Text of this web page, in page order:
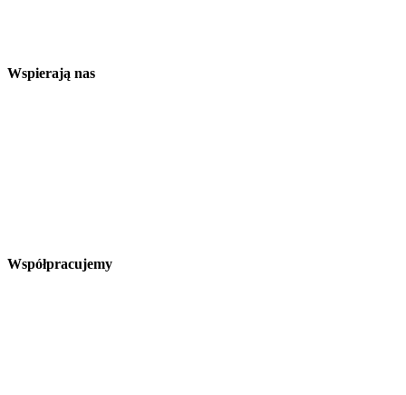
Wspierają nas
Współpracujemy